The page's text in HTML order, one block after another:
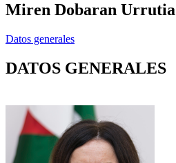
Miren Dobaran Urrutia
Datos generales
DATOS GENERALES